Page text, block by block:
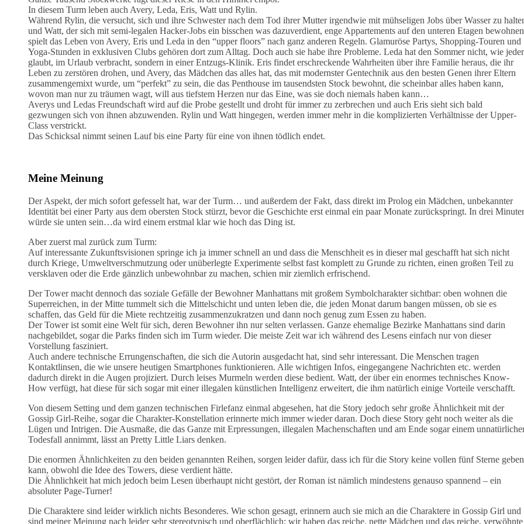
In diesem Turm leben auch Avery, Leda, Eris, Watt und Rylin.
Während Rylin, die versucht, sich und ihre Schwester nach dem Tod ihrer Mutter irgendwie mit mühseligen Jobs über Wasser zu
und Watt, der sich mit semi-legalen Hacker-Jobs ein bisschen was dazuverdient, enge Appartements auf den unteren Etagen
spielt das Leben von Avery, Eris und Leda in den “upper floors” nach ganz anderen Regeln. Glamuröse Partys, Shopping-Touren und
Yoga-Stunden in exklusiven Clubs gehören dort zum Alltag. Doch auch sie habe ihre Probleme. Leda hat den Sommer nicht, wie jeder
glaubt, im Urlaub verbracht, sondern in einer Entzugs-Klinik. Eris findet erschreckende Wahrheiten über ihre Familie heraus, die ihr
Leben zu zerstören drohen, und Avery, das Mädchen das alles hat, das mit modernster Gentechnik aus den besten Genen ihrer Eltern
zusammengemixt wurde, um “perfekt” zu sein, die das Penthouse im tausendsten Stock bewohnt, die scheinbar alles haben kann,
wovon man nur zu träumen wagt, will aus tiefstem Herzen nur das Eine, was sie doch niemals haben kann…
Averys und Ledas Freundschaft wird auf die Probe gestellt und droht für immer zu zerbrechen und auch Eris sieht sich bald
gezwungen sich von ihnen abzuwenden. Rylin und Watt hingegen, werden immer mehr in die komplizierten Verhältnisse der Upper-
Class verstrickt.
Das Schicksal nimmt seinen Lauf bis eine Party für eine von ihnen tödlich endet.
Meine Meinung
Der Aspekt, der mich sofort gefesselt hat, war der Turm… und außerdem der Fakt, dass direkt im Prolog ein Mädchen, unbekannter
Identität bei einer Party aus dem obersten Stock stürzt, bevor die Geschichte erst einmal ein paar Monate zurückspringt. In drei
würde sie unten sein…da wird einem erstmal klar wie hoch das Ding ist.
Aber zuerst mal zurück zum Turm:
Auf interessante Zukunftsvisionen springe ich ja immer schnell an und dass die Menschheit es in dieser mal geschafft hat sich nicht
durch Kriege, Umweltverschmutzung oder unüberlegte Experimente selbst fast komplett zu Grunde zu richten, einen großen Teil zu
versklaven oder die Erde gänzlich unbewohnbar zu machen, schien mir ziemlich erfrischend.
Der Tower macht dennoch das soziale Gefälle der Bewohner Manhattans mit großem Symbolcharakter sichtbar: oben wohnen die
Superreichen, in der Mitte tummelt sich die Mittelschicht und unten leben die, die jeden Monat darum bangen müssen, ob sie es
schaffen, das Geld für die Miete rechtzeitig zusammenzukratzen und dann noch genug zum Essen zu haben.
Der Tower ist somit eine Welt für sich, deren Bewohner ihn nur selten verlassen. Ganze ehemalige Bezirke Manhattans sind darin
nachgebildet, sogar die Parks finden sich im Turm wieder. Die meiste Zeit war ich während des Lesens einfach nur von dieser
Vorstellung fasziniert.
Auch andere technische Errungenschaften, die sich die Autorin ausgedacht hat, sind sehr interessant. Die Menschen tragen
Kontaktlinsen, die wie unsere heutigen Smartphones funktionieren. Alle wichtigen Infos, eingegangene Nachrichten etc. werden
dadurch direkt in die Augen projiziert. Durch leises Murmeln werden diese bedient. Watt, der über ein enormes technisches Know-
How verfügt, hat diese für sich sogar mit einer illegalen künstlichen Intelligenz erweitert, die ihm natürlich einige Vorteile verschafft.
Von diesem Setting und dem ganzen technischen Firlefanz einmal abgesehen, hat die Story jedoch sehr große Ähnlichkeit mit der
Gossip Girl-Reihe, sogar die Charakter-Konstellation erinnerte mich immer wieder daran. Doch diese Story geht noch weiter als die
Lügen und Intrigen. Die Ausmaße, die das Ganze mit Erpressungen, illegalen Machenschaften und am Ende sogar einem
Todesfall annimmt, lässt an Pretty Little Liars denken.
Die enormen Ähnlichkeiten zu den beiden genannten Reihen, sorgen leider dafür, dass ich für die Story keine vollen fünf Sterne geben
kann, obwohl die Idee des Towers, diese verdient hätte.
Die Ähnlichkeit hat mich jedoch beim Lesen überhaupt nicht gestört, der Roman ist nämlich mindestens genauso spannend – ein
absoluter Page-Turner!
Die Charaktere sind leider wirklich nichts Besonderes. Wie schon gesagt, erinnern auch sie mich an die Charaktere in Gossip Girl und
sind meiner Meinung nach leider sehr stereotypisch und oberflächlich: wir haben das reiche, nette Mädchen und das reiche, verwöhnte